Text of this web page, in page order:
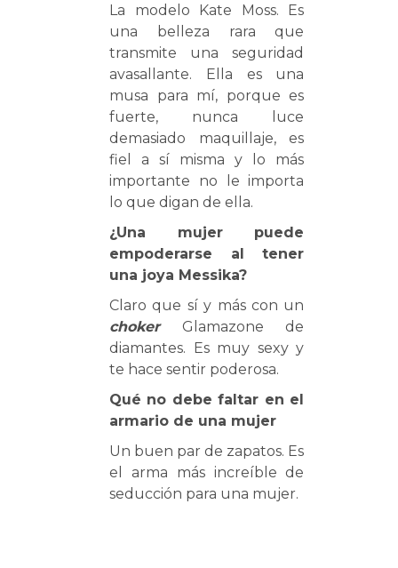
La modelo Kate Moss. Es
una belleza rara que
transmite una seguridad
avasallante. Ella es una
musa para mí, porque es
fuerte, nunca luce
demasiado maquillaje, es
fiel a sí misma y lo más
importante no le importa
lo que digan de ella.
¿Una mujer puede
empoderarse al tener
una joya Messika?
Claro que sí y más con un
choker
Glamazone de
diamantes. Es muy sexy y
te hace sentir poderosa.
Qué no debe faltar en el
armario de una mujer
Un buen par de zapatos. Es
el arma más increíble de
seducción para una mujer.